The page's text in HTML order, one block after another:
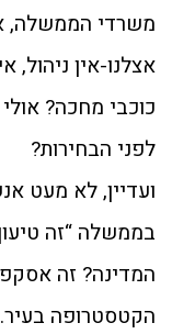
משרדי הממשלה,
אצלנו-אין ניהול,
כוכבי מחכה?
לפני הבחירות?
ועדיין, לא מעט
בממשלה “זה
המדינה? זה
הקטסטרופה